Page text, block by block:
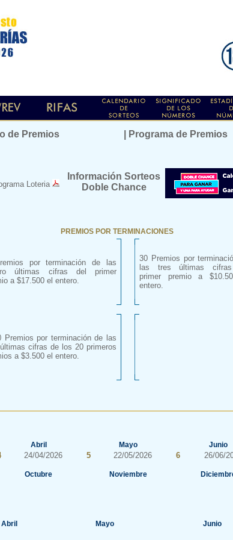
de Premios | Programa de Premios
Loteria
Información Sorteos
Doble Chance
PREMIOS POR TERMINACIONES
por terminación de las
últimas cifras del primer
a $17.500 el entero.
30 Premios por
las tres últimas
primer premio a
entero.
Premios por terminación de las
cifras de los 20 primeros
a $3.500 el entero.
Abril Mayo Junio
24/04/2026 5 22/05/2026 6 26/06/
Octubre Noviembre
Abril Mayo Junio